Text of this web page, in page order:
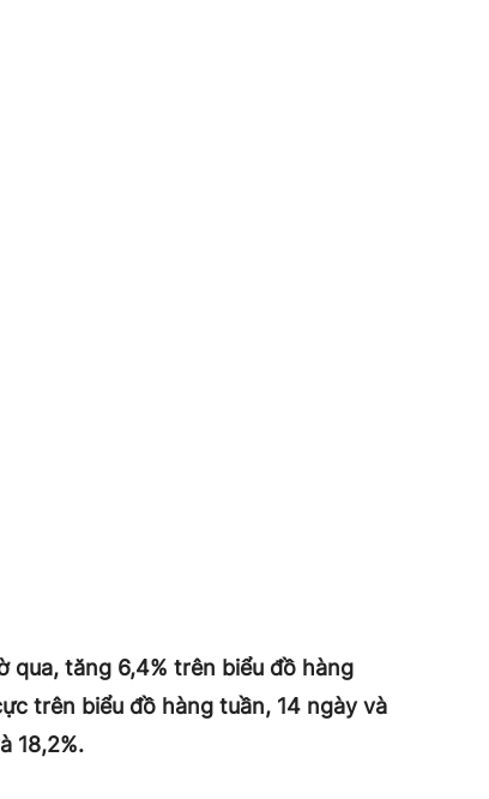
qua, tăng 6,4% trên biểu đồ hàng
trên biểu đồ hàng tuần, 14 ngày và
18,2%.